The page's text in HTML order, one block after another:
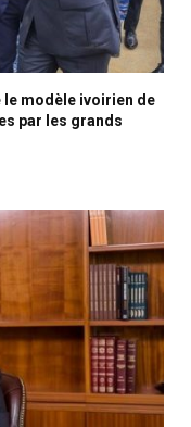
le modèle ivoirien de
par les grands